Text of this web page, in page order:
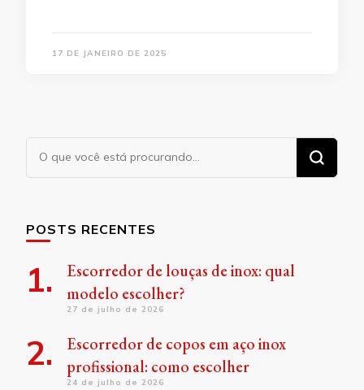
17 DE JANEIRO DE 2025
Procurando
algo?
POSTS RECENTES
Escorredor de louças de inox: qual
modelo escolher?
27 de julho de 2026
Escorredor de copos em aço inox
profissional: como escolher
24 de julho de 2026